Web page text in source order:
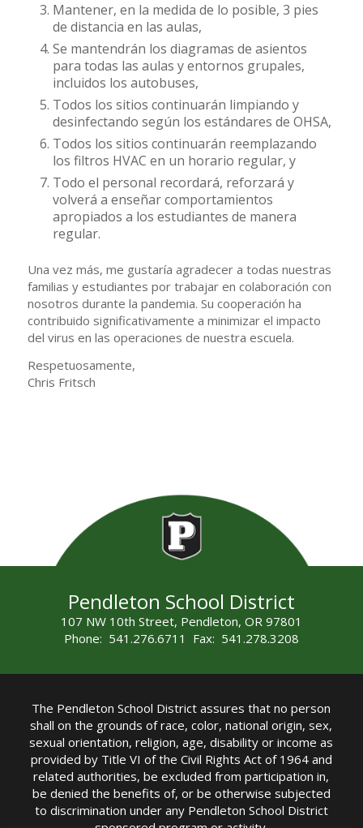
Mantener, en la medida de lo posible, 3 pies
de distancia en las aulas,
Se mantendrán los diagramas de asientos
para todas las aulas y entornos grupales,
incluidos los autobuses,
Todos los sitios continuarán limpiando y
desinfectando según los estándares de OHSA,
Todos los sitios continuarán reemplazando
los filtros HVAC en un horario regular, y
Todo el personal recordará, reforzará y
volverá a enseñar comportamientos
apropiados a los estudiantes de manera
regular.
Una vez más, me gustaría agradecer a todas nuestras
familias y estudiantes por trabajar en colaboración con
nosotros durante la pandemia. Su cooperación ha
contribuido significativamente a minimizar el impacto
del virus en las operaciones de nuestra escuela.
Respetuosamente,
Chris Fritsch
Pendleton School District
107 NW 10th Street, Pendleton, OR 97801
Phone: 541.276.6711 Fax: 541.278.3208
The Pendleton School District assures that no person
shall on the grounds of race, color, national origin, sex,
sexual orientation, religion, age, disability or income as
provided by Title VI of the Civil Rights Act of 1964 and
related authorities, be excluded from participation in,
be denied the benefits of, or be otherwise subjected
to discrimination under any Pendleton School District